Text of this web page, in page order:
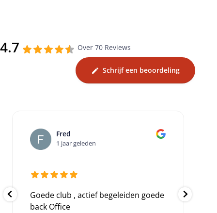
4.7 Over 70 Reviews
Schrijf een beoordeling
Jetje Mulder
1 jaar geleden
Zeer goede en serieuze mensen,
zitten overal bovenop en denken